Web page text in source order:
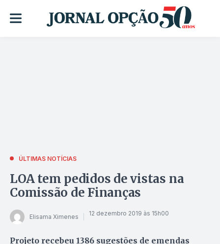
ÚLTIMAS NOTÍCIAS
LOA tem pedidos de vistas na
Comissão de Finanças
Elisama Ximenes 12 dezembro 2019 às 15h00
Projeto recebeu 1386 sugestões de emendas